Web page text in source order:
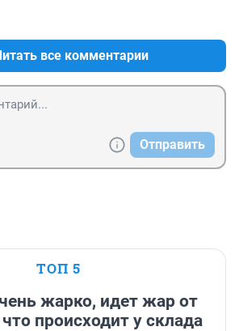
все комментарии
Отправить
ТОП 5
жарко, идет жар от
происходит у склада